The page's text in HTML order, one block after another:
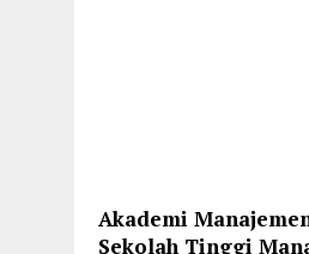
Akademi
Sekolah Tinggi